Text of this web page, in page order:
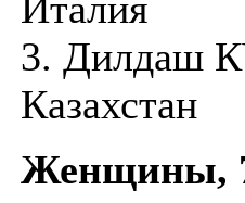
3. Дилдаш
Казахстан
Женщины,